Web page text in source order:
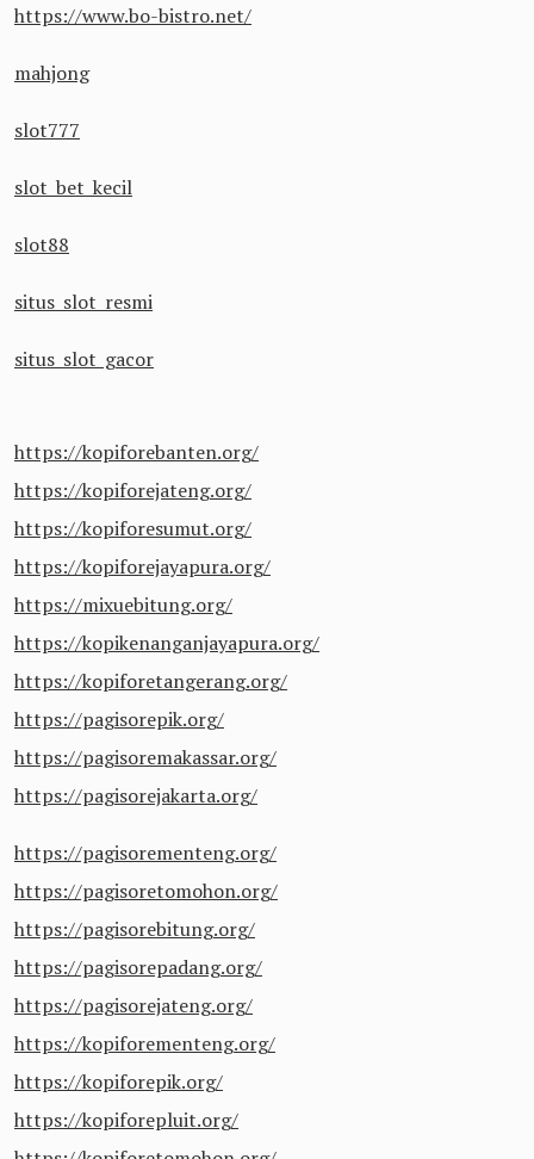
https://www.bo-bistro.net/
mahjong
slot777
slot bet kecil
slot88
situs slot resmi
situs slot gacor
https://kopiforebanten.org/
https://kopiforejateng.org/
https://kopiforesumut.org/
https://kopiforejayapura.org/
https://mixuebitung.org/
https://kopikenanganjayapura.org/
https://kopiforetangerang.org/
https://pagisorepik.org/
https://pagisoremakassar.org/
https://pagisorejakarta.org/
https://pagisorementeng.org/
https://pagisoretomohon.org/
https://pagisorebitung.org/
https://pagisorepadang.org/
https://pagisorejateng.org/
https://kopiforementeng.org/
https://kopiforepik.org/
https://kopiforepluit.org/